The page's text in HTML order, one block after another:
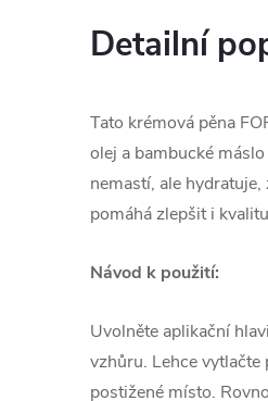
Detailní
Tato krémová pěna
olej a bambucké
nemastí, ale
pomáhá zlepšit i
Návod k použití:
Uvolněte aplikační
vzhůru. Lehce
postižené místo.